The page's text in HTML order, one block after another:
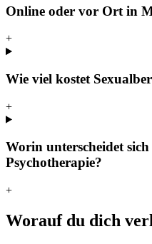
Online oder vor Ort in
+
Wie viel kostet
+
Worin unterscheidet
Psychotherapie?
+
Worauf du dich